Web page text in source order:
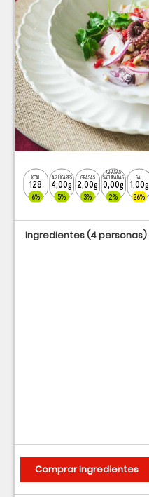
KCAL
128
6%
AZÚCARES
4,00g
5%
GRASAS
2,00g
3%
GRASAS
SATURADAS
0,00g
2%
SAL
1,00g
26%
Ingredientes(4 personas)
Comprar ingredientes